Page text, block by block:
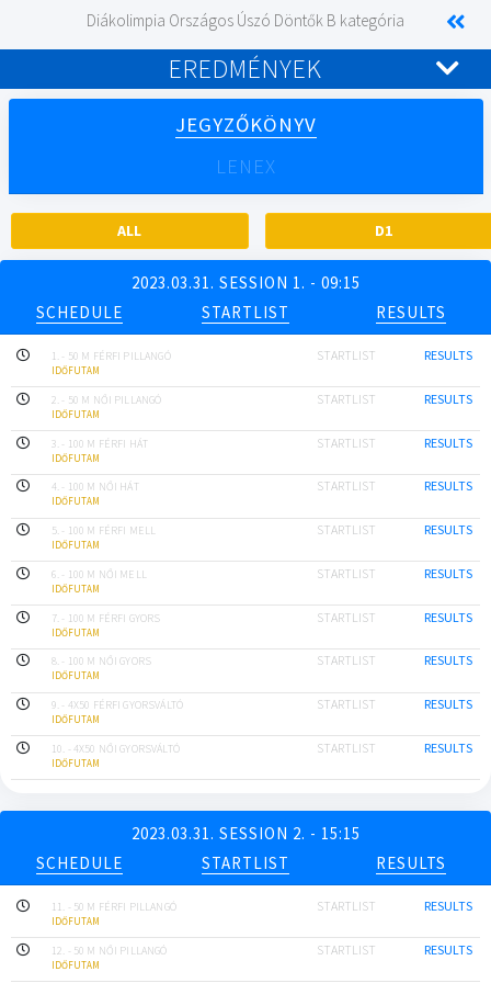
Diákolimpia Országos Úszó Döntők B kategória
EREDMÉNYEK
JEGYZŐKÖNYV
LENEX
ALL D1
2023.03.31. SESSION 1. - 09:15
SCHEDULE
STARTLIST RESULTS
1. - 50 M FÉRFI PILLANGÓ
IDŐFUTAM
STARTLIST RESULTS
2. - 50 M NŐI PILLANGÓ
IDŐFUTAM
STARTLIST RESULTS
3. - 100 M FÉRFI HÁT
IDŐFUTAM
STARTLIST RESULTS
4. - 100 M NŐI HÁT
IDŐFUTAM
STARTLIST RESULTS
5. - 100 M FÉRFI MELL
IDŐFUTAM
STARTLIST RESULTS
6. - 100 M NŐI MELL
IDŐFUTAM
STARTLIST RESULTS
7. - 100 M FÉRFI GYORS
IDŐFUTAM
STARTLIST RESULTS
8. - 100 M NŐI GYORS
IDŐFUTAM
STARTLIST RESULTS
9. - 4X50 FÉRFI GYORSVÁLTÓ
IDŐFUTAM
STARTLIST RESULTS
10. - 4X50 NŐI GYORSVÁLTÓ
IDŐFUTAM
STARTLIST RESULTS
2023.03.31. SESSION 2. - 15:15
SCHEDULE
STARTLIST RESULTS
11. - 50 M FÉRFI PILLANGÓ
IDŐFUTAM
STARTLIST RESULTS
12. - 50 M NŐI PILLANGÓ
IDŐFUTAM
STARTLIST RESULTS